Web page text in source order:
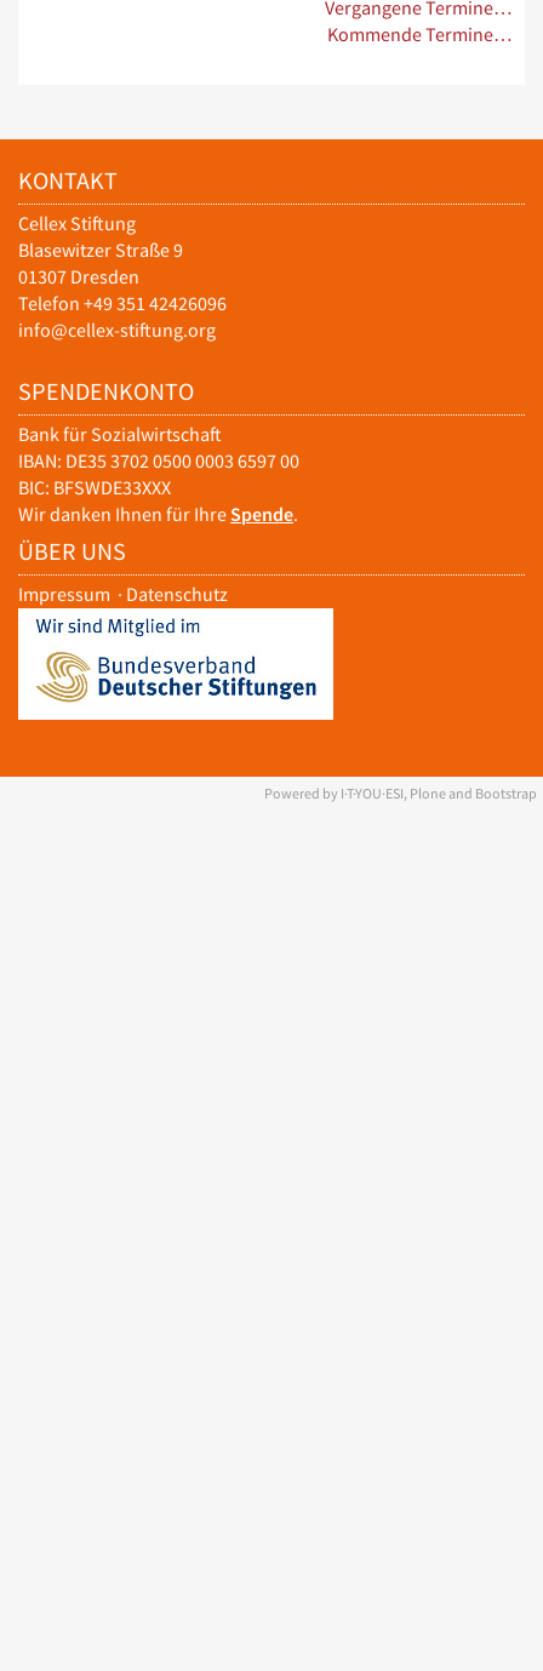
Vergangene Termine…
Kommende Termine…
KONTAKT
Cellex Stiftung
Blasewitzer Straße 9
01307 Dresden
Telefon +49 351 42426096
info@cellex-stiftung.org
SPENDENKONTO
Bank für Sozialwirtschaft
IBAN: DE35 3702 0500 0003 6597 00
BIC: BFSWDE33XXX
Wir danken Ihnen für IhreSpende.
ÜBER UNS
Impressum · Datenschutz
Powered by I·T·YOU·ESI, Plone and Bootstrap